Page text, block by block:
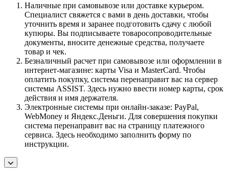
Наличные при самовывозе или доставке курьером.
Специалист свяжется с вами в день доставки, чтобы
уточнить время и заранее подготовить сдачу с любой
купюры. Вы подписываете товаросопроводительные
документы, вносите денежные средства, получаете
товар и чек.
Безналичный расчет при самовывозе или оформлении в
интернет-магазине: карты Visa и MasterCard. Чтобы
оплатить покупку, система перенаправит вас на сервер
системы ASSIST. Здесь нужно ввести номер карты, срок
действия и имя держателя.
Электронные системы при онлайн-заказе: PayPal,
WebMoney и Яндекс.Деньги. Для совершения покупки
система перенаправит вас на страницу платежного
сервиса. Здесь необходимо заполнить форму по
инструкции.